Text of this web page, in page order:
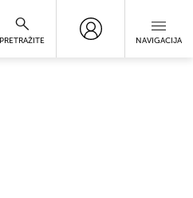
PRETRAŽITE NAVIGACIJA